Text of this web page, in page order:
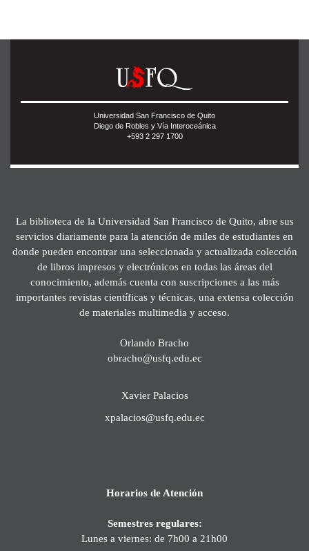
Universidad San Francisco de Quito
Diego de Robles y Vía Interoceánica
+593 2 297 1700
La biblioteca de la Universidad San Francisco de Quito, abre sus
servicios diariamente para la atención de miles de estudiantes en
donde pueden encontrar una seleccionada y actualizada colección
de libros impresos y electrónicos en todas las áreas del
conocimiento, además cuenta con suscripciones a las más
importantes revistas científicas y técnicas, una extensa colección
de materiales multimedia y acceso.
Orlando Bracho
obracho@usfq.edu.ec
Xavier Palacios
xpalacios@usfq.edu.ec
Horarios de Atención
Semestres regulares:
Lunes a viernes: de 7h00 a 21h00